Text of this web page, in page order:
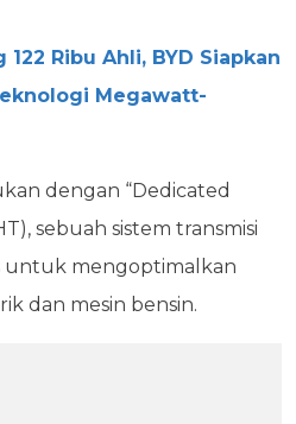
122 Ribu Ahli, BYD Siapkan
Megawatt-
dengan “Dedicated
sebuah sistem transmisi
untuk mengoptimalkan
dan mesin bensin.